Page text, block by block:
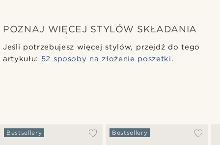
POZNAJ WIĘCEJ STYLÓW SKŁADANIA
Jeśli potrzebujesz więcej stylów, przejdź do tego
artykułu: 52 sposoby na złożenie poszetki.
Bestsellery Bestsellery